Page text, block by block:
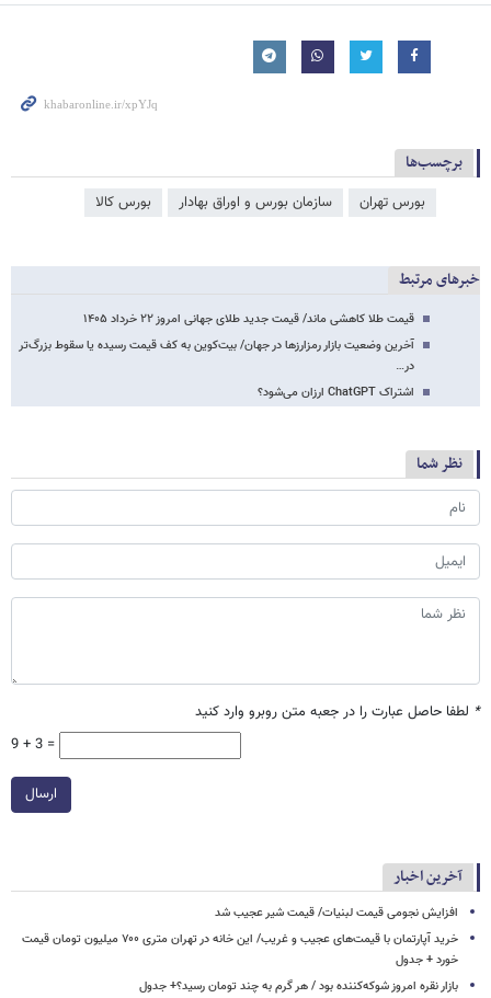
برچسب‌ها
بورس تهران سازمان بورس و اوراق بهادار بورس کالا
خبرهای مرتبط
قیمت طلا کاهشی ماند/ قیمت جدید طلای جهانی امروز ۲۲ خرداد ۱۴۰۵
آخرین وضعیت بازار رمزارزها در جهان/ بیت‌کوین به کف قیمت رسیده یا سقوط بزرگ‌تر
در…
اشتراک ChatGPT ارزان می‌شود؟
نظر شما
* لطفا حاصل عبارت را در جعبه متن روبرو وارد کنید
9 + 3 =
ارسال
آخرین اخبار
افزایش نجومی قیمت لبنیات/ قیمت شیر عجیب شد
خرید آپارتمان با قیمت‌های عجیب و غریب/ این خانه در تهران متری ۷۰۰ میلیون تومان قیمت
خورد + جدول
بازار نقره امروز شوکه‌کننده بود / هر گرم به چند تومان رسید؟+ جدول